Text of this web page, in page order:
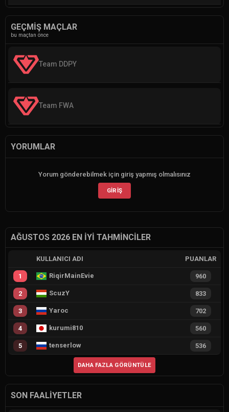
GEÇMIŞ MAÇLAR
bu maçtan önce
Team DDPY
Team FWA
YORUMLAR
Yorum gönderebilmek için giriş yapmış olmalısınız
GIRIŞ
AĞUSTOS 2026 EN İYI TAHMINCILER
KULLANICI ADI PUANLAR
1 RiqirMainEvie 960
2 ScuzY 833
3 Yaroc 702
4 kurumi810 560
5 tenserlow 536
DAHA FAZLA GÖRÜNTÜLE
SON FAALIYETLER